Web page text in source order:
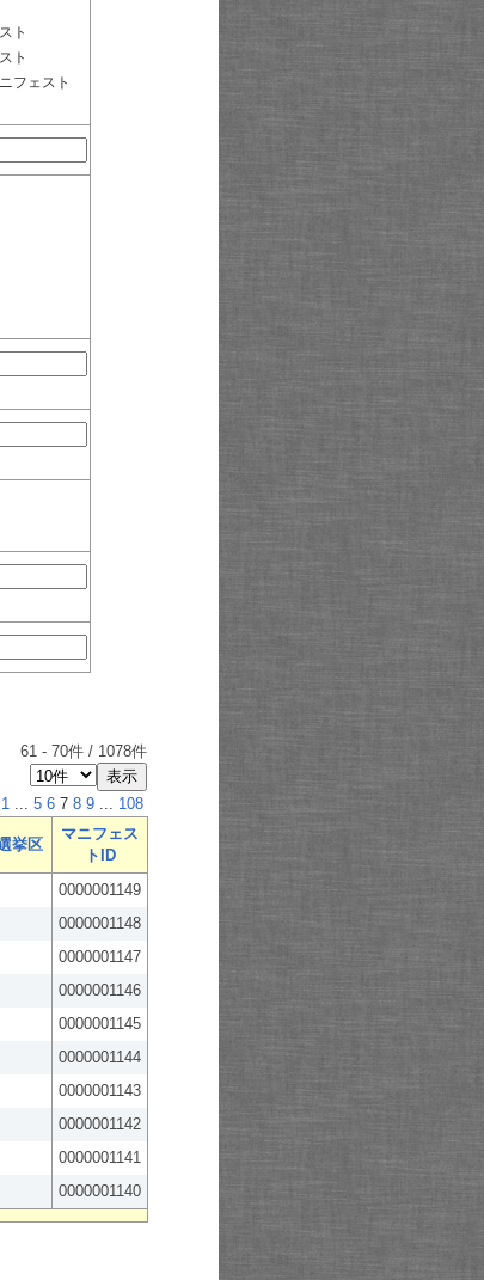
ト
ト
フェスト
61 - 70件 / 1078件
1 ... 5 6 7 8 9 ... 108
挙区
マニフェス
トID
0000001149
0000001148
0000001147
0000001146
0000001145
0000001144
0000001143
0000001142
0000001141
0000001140